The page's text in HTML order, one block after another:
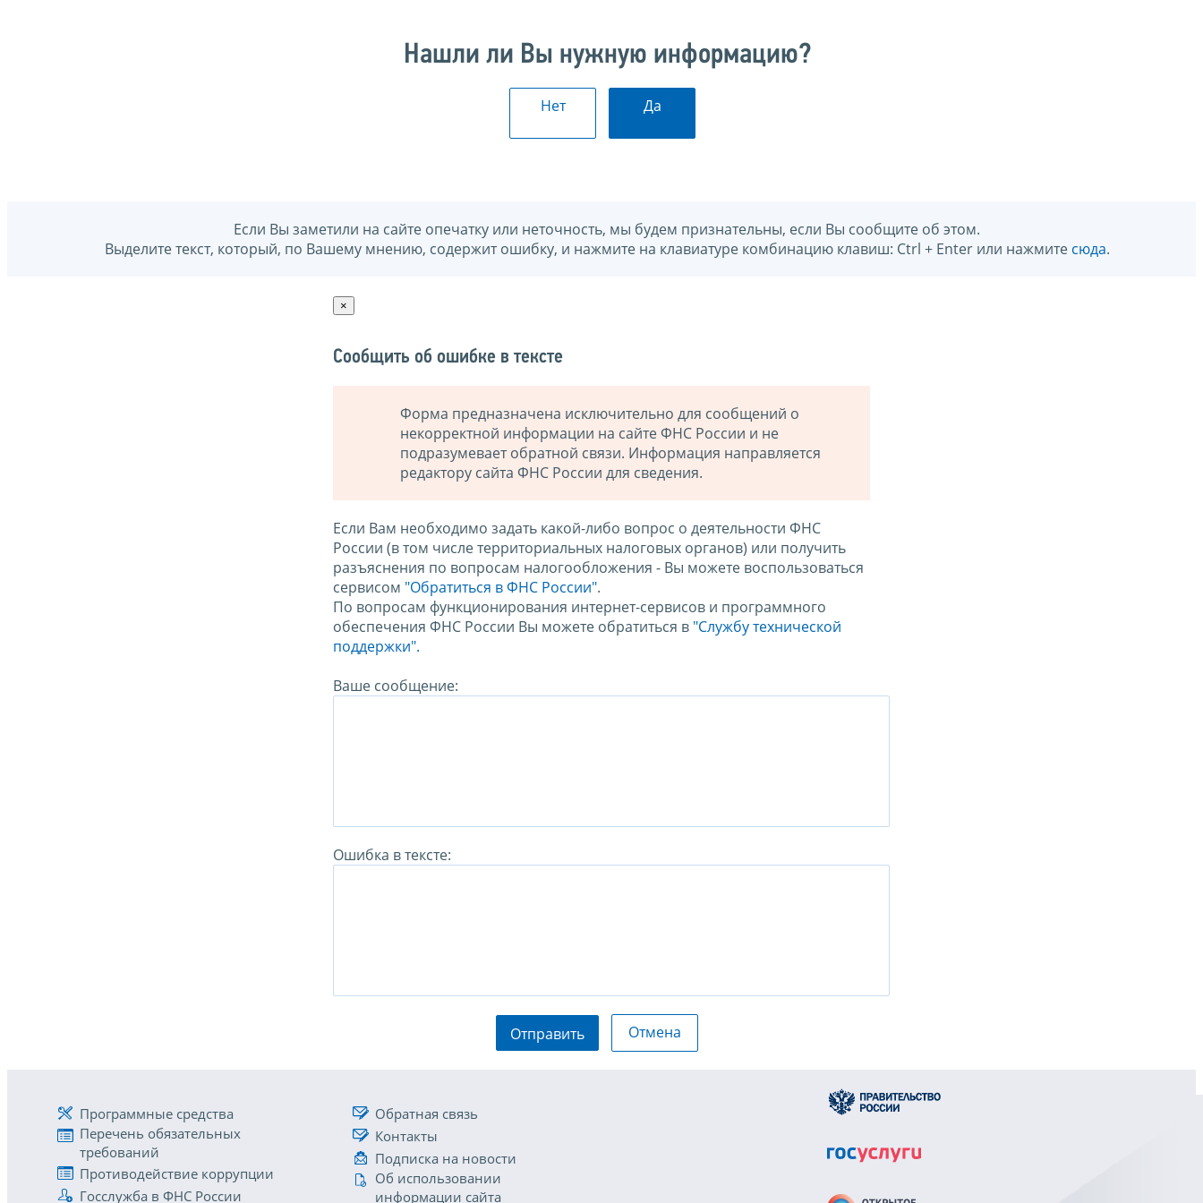
Нашли ли Вы нужную информацию?
Нет Да
Если Вы заметили на сайте опечатку или неточность, мы будем признательны, если Вы сообщите об этом.
Выделите текст, который, по Вашему мнению, содержит ошибку, и нажмите на клавиатуре комбинацию клавиш: Ctrl + Enter или нажмите сюда.
×
Сообщить об ошибке в тексте
Форма предназначена исключительно для сообщений о
некорректной информации на сайте ФНС России и не
подразумевает обратной связи. Информация направляется
редактору сайта ФНС России для сведения.
Если Вам необходимо задать какой-либо вопрос о деятельности ФНС
России (в том числе территориальных налоговых органов) или получить
разъяснения по вопросам налогообложения - Вы можете воспользоваться
сервисом "Обратиться в ФНС России".
По вопросам функционирования интернет-сервисов и программного
обеспечения ФНС России Вы можете обратиться в "Службу технической
поддержки".
Ваше сообщение:
Ошибка в тексте:
Отправить Отмена
Программные средства
Перечень обязательных
требований
Противодействие коррупции
Госслужба в ФНС России
Обратная связь
Контакты
Подписка на новости
Об использовании
информации сайта